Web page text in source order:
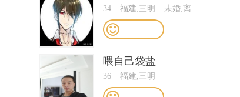
34 福建,三明
未婚,离
异,短婚
喂自己袋盐
36 福建,三明